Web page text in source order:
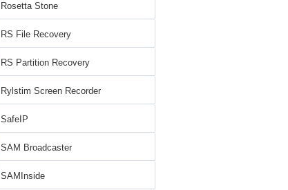
Rosetta Stone
RS File Recovery
RS Partition Recovery
Rylstim Screen Recorder
SafeIP
SAM Broadcaster
SAMInside